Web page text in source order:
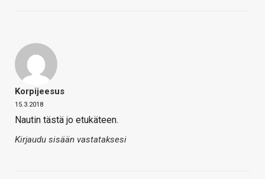
Korpijeesus
15.3.2018
Nautin tästä jo etukäteen.
Kirjaudu sisään vastataksesi